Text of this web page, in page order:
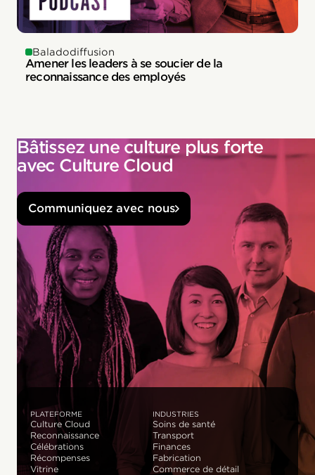
Baladodiffusion
Amener les leaders à se soucier de la
reconnaissance des employés
Bâtissez une culture plus forte
avec Culture Cloud
Communiquez avec nous
PLATEFORME
Culture Cloud
Reconnaissance
Célébrations
Récompenses
Vitrine
INDUSTRIES
Soins de santé
Transport
Finances
Fabrication
Commerce de détail